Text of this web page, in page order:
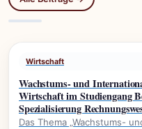
Wirtschaft
Wachstums- und
Wirtschaft im Studiengang
Spezialisierung
Das Thema „Wachstums-